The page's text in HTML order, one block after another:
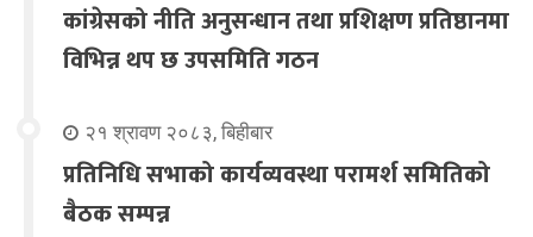
कांग्रेसको नीति अनुसन्धान तथा प्रशिक्षण प्रतिष्ठानमा
विभिन्न थप छ उपसमिति गठन
२१ श्रावण २०८३, बिहीबार
प्रतिनिधि सभाको कार्यव्यवस्था परामर्श समितिको
बैठक सम्पन्न